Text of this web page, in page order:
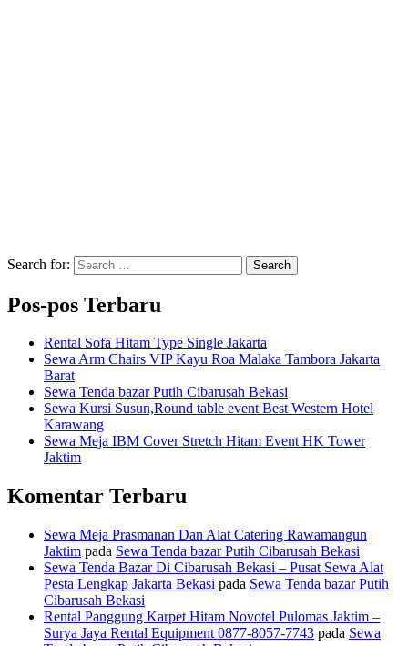
Search for: Search
Pos-pos Terbaru
Rental Sofa Hitam Type Single Jakarta
Sewa Arm Chairs VIP Kayu Roa Malaka Tambora Jakarta
Barat
Sewa Tenda bazar Putih Cibarusah Bekasi
Sewa Kursi Susun,Round table event Best Western Hotel
Karawang
Sewa Meja IBM Cover Stretch Hitam Event HK Tower
Jaktim
Komentar Terbaru
Sewa Meja Prasmanan Dan Alat Catering Rawamangun
Jaktim pada Sewa Tenda bazar Putih Cibarusah Bekasi
Sewa Tenda Bazar Di Cibarusah Bekasi – Pusat Sewa Alat
Pesta Lengkap Jakarta Bekasi pada Sewa Tenda bazar Putih
Cibarusah Bekasi
Rental Panggung Karpet Hitam Novotel Pulomas Jaktim –
Surya Jaya Rental Equipment 0877-8057-7743 pada Sewa